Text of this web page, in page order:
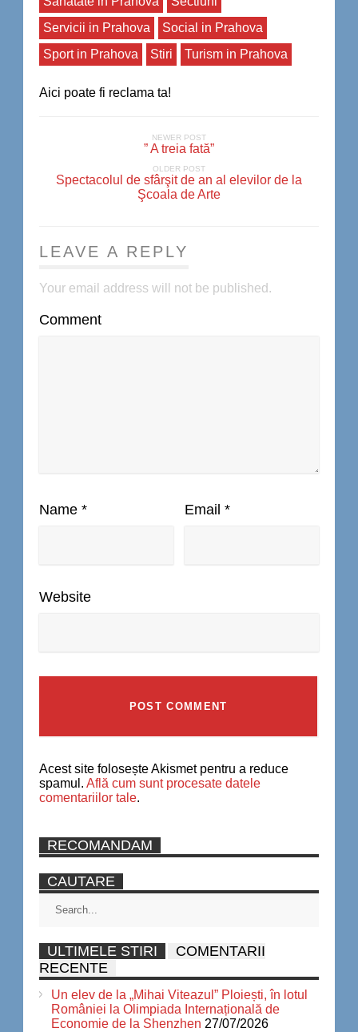
Servicii in Prahova
Social in Prahova
Sport in Prahova
Stiri Turism in Prahova
Aici poate fi reclama ta!
NEWER POST
” A treia fată”
OLDER POST
Spectacolul de sfârşit de an al elevilor de la
Şcoala de Arte
LEAVE A REPLY
Your email address will not be published.
Comment
Name * Email *
Website
Acest site folosește Akismet pentru a reduce
spamul. Află cum sunt procesate datele
comentariilor tale.
RECOMANDAM
CAUTARE
ULTIMELE STIRI
COMENTARII
RECENTE
Un elev de la „Mihai Viteazul” Ploiești, în lotul
României la Olimpiada Internațională de
Economie de la Shenzhen 27/07/2026